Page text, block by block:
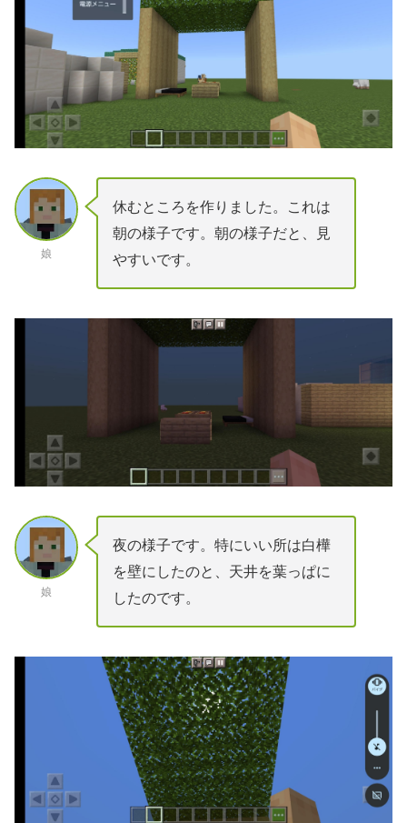
娘
休むところを作りました。これは
朝の様子です。朝の様子だと、見
やすいです。
娘
夜の様子です。特にいい所は白樺
を壁にしたのと、天井を葉っぱに
したのです。